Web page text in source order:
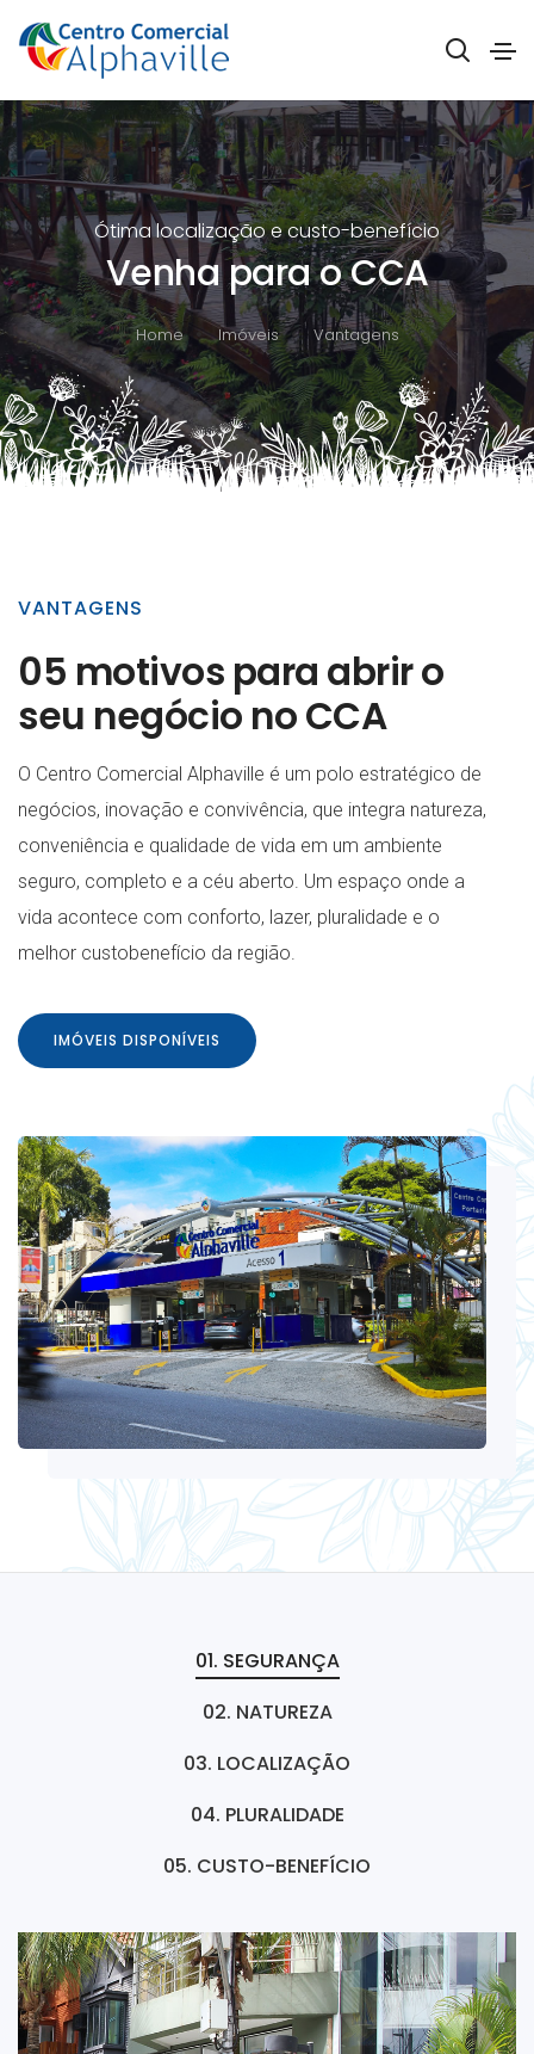
Ótima localização e custo-benefício
Venha para o CCA
Home Imóveis Vantagens
VANTAGENS
05 motivos para abrir o
seu negócio no CCA
O Centro Comercial Alphaville é um polo estratégico de
negócios, inovação e convivência, que integra natureza,
conveniência e qualidade de vida em um ambiente
seguro, completo e a céu aberto. Um espaço onde a
vida acontece com conforto, lazer, pluralidade e o
melhor custobenefício da região.
IMÓVEIS DISPONÍVEIS
01. SEGURANÇA
02. NATUREZA
03. LOCALIZAÇÃO
04. PLURALIDADE
05. CUSTO-BENEFÍCIO